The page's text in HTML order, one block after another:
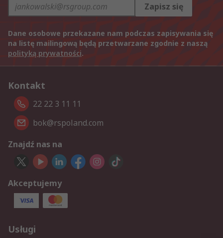
Zapisz się
Dane osobowe przekazane nam podczas zapisywania się
na listę mailingową będą przetwarzane zgodnie z naszą
polityką prywatności.
Kontakt
22 22 3 11 11
bok@rspoland.com
Znajdź nas na
Akceptujemy
Usługi